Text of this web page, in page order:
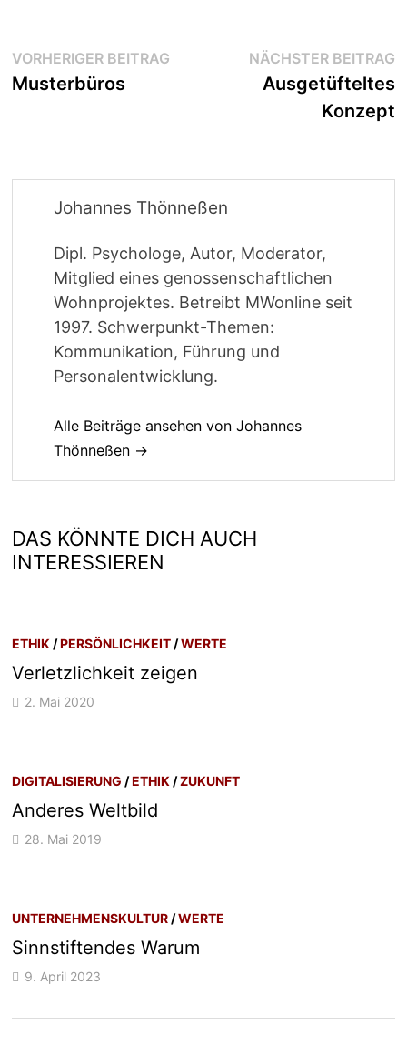
Beitragsnavigation
VORHERIGER BEITRAG Vorheriger
Musterbüros
NÄCHSTER BEITRAG
Ausgetüfteltes
Konzept
Johannes Thönneßen
Dipl. Psychologe, Autor, Moderator,
Mitglied eines genossenschaftlichen
Wohnprojektes. Betreibt MWonline seit
1997. Schwerpunkt-Themen:
Kommunikation, Führung und
Personalentwicklung.
Alle Beiträge ansehen von Johannes
Thönneßen →
DAS KÖNNTE DICH AUCH
INTERESSIEREN
ETHIK /PERSÖNLICHKEIT /WERTE
Verletzlichkeit zeigen
2. Mai 2020
DIGITALISIERUNG /ETHIK /ZUKUNFT
Anderes Weltbild
28. Mai 2019
UNTERNEHMENSKULTUR /WERTE
Sinnstiftendes Warum
9. April 2023